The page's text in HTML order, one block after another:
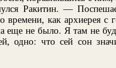
Ракитин. —
времени, как архиерея с
еще не было. Я там не
одно: что сей сон